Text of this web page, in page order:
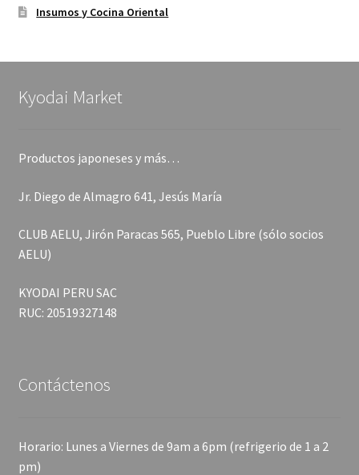
Insumos y Cocina Oriental
Kyodai Market
Productos japoneses y más…
Jr. Diego de Almagro 641, Jesús María
CLUB AELU, Jirón Paracas 565, Pueblo Libre (sólo socios
AELU)
KYODAI PERU SAC
RUC: 20519327148
Contáctenos
Horario: Lunes a Viernes de 9am a 6pm (refrigerio de 1 a 2
pm)